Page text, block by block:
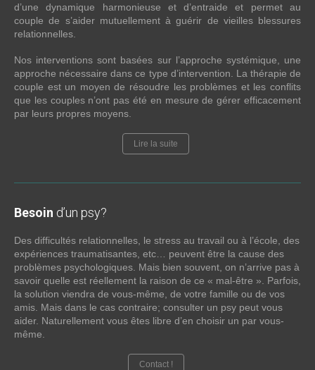
d’une dynamique harmonieuse et d’entraide et permet au
couple de s’aider mutuellement à guérir de vieilles blessures
relationnelles.
Nos interventions sont basées sur l’approche systémique, une
approche nécessaire dans ce type d’intervention. La thérapie de
couple est un moyen de résoudre les problèmes et les conflits
que les couples n’ont pas été en mesure de gérer efficacement
par leurs propres moyens.
Lire la suite
Besoin d’un psy?
Des difficultés relationnelles, le stress au travail ou à l’école, des
expériences traumatisantes, etc… peuvent être la cause des
problèmes psychologiques. Mais bien souvent, on n’arrive pas à
savoir quelle est réellement la raison de ce « mal-être ». Parfois,
la solution viendra de vous-même, de votre famille ou de vos
amis. Mais dans le cas contraire; consulter un psy peut vous
aider. Naturellement vous êtes libre d’en choisir un par vous-
même.
Contact !